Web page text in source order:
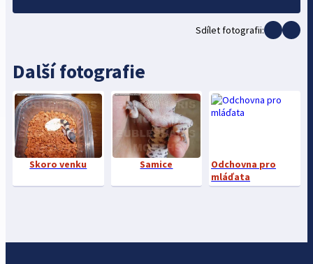
Sdílet fotografii:
Další fotografie
Skoro venku Samice
Odchovna pro
mláďata